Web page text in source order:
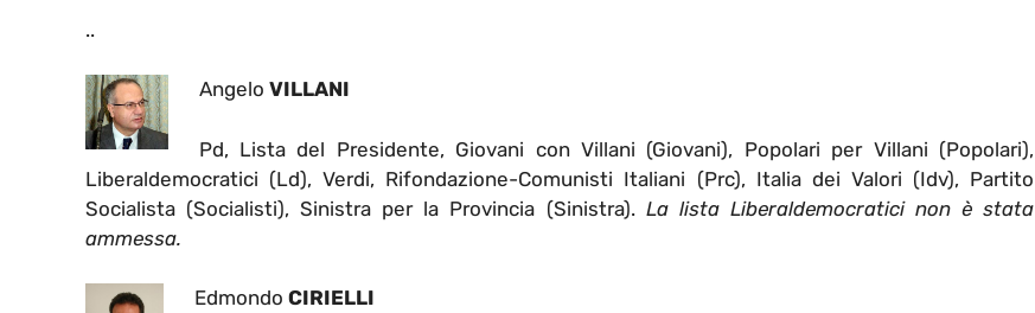
..
Angelo VILLANI
Pd, Lista del Presidente, Giovani con Villani (Giovani), Popolari per Villani (Popolari),
Liberaldemocratici (Ld), Verdi, Rifondazione-Comunisti Italiani (Prc), Italia dei Valori (Idv), Partito
Socialista (Socialisti), Sinistra per la Provincia (Sinistra). La lista Liberaldemocratici non è stata
ammessa.
Edmondo CIRIELLI